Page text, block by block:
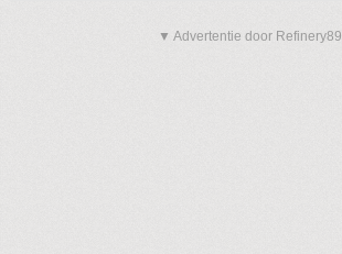
▼ Advertentie door Refinery89